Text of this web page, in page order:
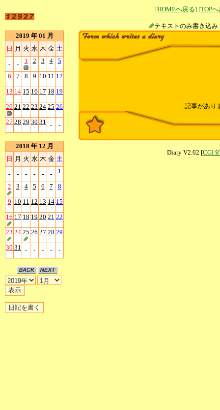
[HOMEへ戻る] [TOP
テキストのみ書
2019 年 01 月
日 月 火 水 木 金 土
- - 1 2 3 4 5
6 7 8 9 10 11 12
13 14 15 16 17 18 19
20 21 22 23 24 25 26
27 28 29 30 31 - -
2018 年 12 月
日 月 火 水 木 金 土
- - - - - - 1
2 3 4 5 6 7 8
9 10 11 12 13 14 15
16 17 18 19 20 21 22
23 24 25 26 27 28 29
30 31 - - - - -
記事があり
Diary V2.02 [CGI